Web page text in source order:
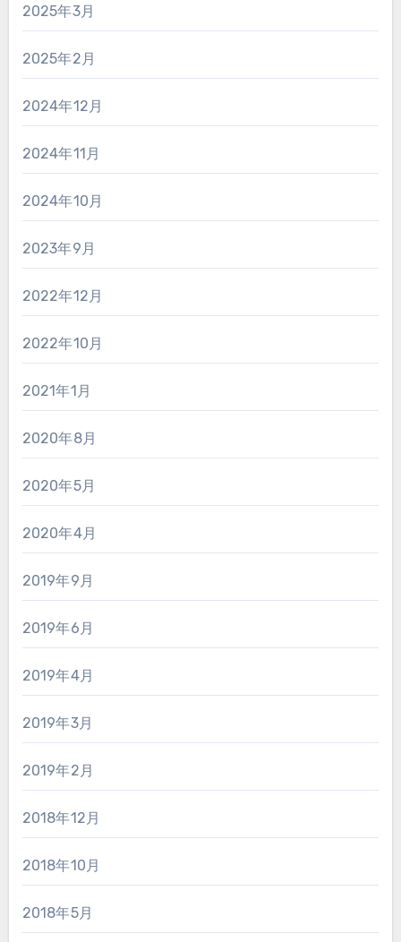
2025年3月
2025年2月
2024年12月
2024年11月
2024年10月
2023年9月
2022年12月
2022年10月
2021年1月
2020年8月
2020年5月
2020年4月
2019年9月
2019年6月
2019年4月
2019年3月
2019年2月
2018年12月
2018年10月
2018年5月